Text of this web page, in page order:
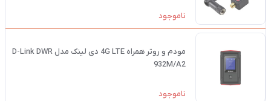
ناموجود
مودم و روتر همراه 4G LTE دی لینک مدل D-Link DWR
932M/A2
ناموجود